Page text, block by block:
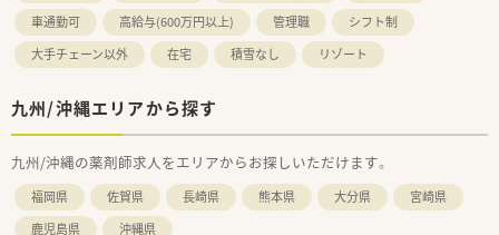
車通勤可
高給与(600万円以上) 管理職
シフト制
大手チェーン以外
在宅 積雪なし リゾート
九州/沖縄エリアから探す
九州/沖縄の薬剤師求人をエリアからお探しいただけます。
福岡県 佐賀県 長崎県 熊本県 大分県
宮崎県
鹿児島県
沖縄県